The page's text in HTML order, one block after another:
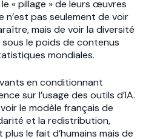
« pillage » de leurs œuvres
n’est pas seulement de voir
mais de voir la diversité
le poids de contenus
mondiales.
en conditionnant
sur l’usage des outils d’IA.
le modèle français de
et la redistribution,
le fait d’humains mais de